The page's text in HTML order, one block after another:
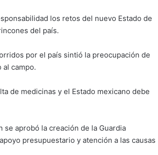
los retos del nuevo Estado de
del país.
por el país sintió la preocupación de
al campo.
de medicinas y el Estado mexicano debe
se aprobó la creación de la Guardia
presupuestario y atención a las causas